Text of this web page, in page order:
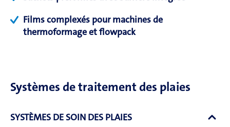
Films complexés pour machines de
thermoformage et flowpack
Systèmes de traitement des plaies
SYSTÈMES DE SOIN DES PLAIES